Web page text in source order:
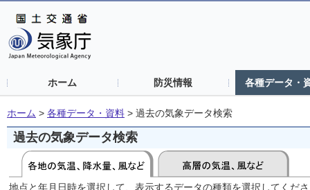
ホーム 防災情報 各種データ・
ホーム > 各種データ・資料 > 過去の気象データ検索
過去の気象データ検索
地点と年月日時を選択して、表示するデータの種類を選択してくだ